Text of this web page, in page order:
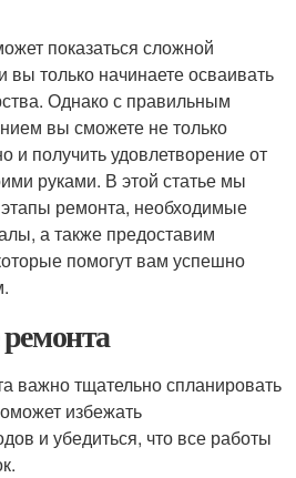
показаться сложной
вы только начинаете осваивать
Однако с правильным
вы сможете не только
и получить удовлетворение от
руками. В этой статье мы
ремонта, необходимые
а также предоставим
помогут вам успешно
важно тщательно спланировать
избежать
и убедиться, что все работы